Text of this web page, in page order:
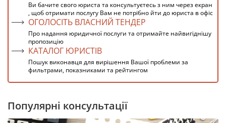
Ви бачите свого юриста та консультуєтесь з ним через екран
, щоб отримати послугу Вам не потрібно йти до юриста в офіс
ОГОЛОСІТЬ ВЛАСНИЙ ТЕНДЕР
Про надання юридичної послуги та отримайте найвигіднішу
пропозицію
КАТАЛОГ ЮРИСТІВ
Пошук виконавця для вирішення Вашої проблеми за
фильтрами, показниками та рейтингом
Популярні консультації